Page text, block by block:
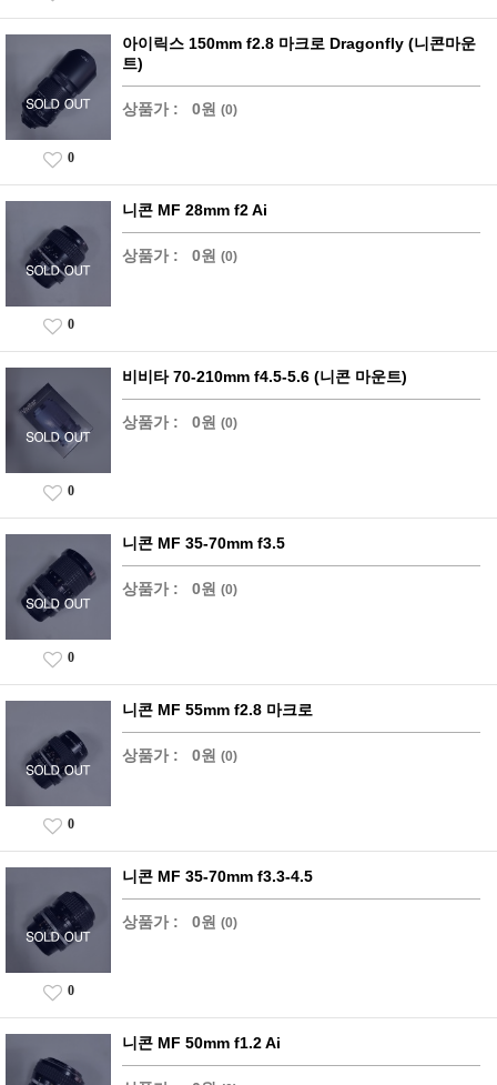
아이릭스 150mm f2.8 마크로 Dragonfly (니콘마운
트)
상품가 : 0원 (0)
0
니콘 MF 28mm f2 Ai
상품가 : 0원 (0)
0
비비타 70-210mm f4.5-5.6 (니콘 마운트)
상품가 : 0원 (0)
0
니콘 MF 35-70mm f3.5
상품가 : 0원 (0)
0
니콘 MF 55mm f2.8 마크로
상품가 : 0원 (0)
0
니콘 MF 35-70mm f3.3-4.5
상품가 : 0원 (0)
0
니콘 MF 50mm f1.2 Ai